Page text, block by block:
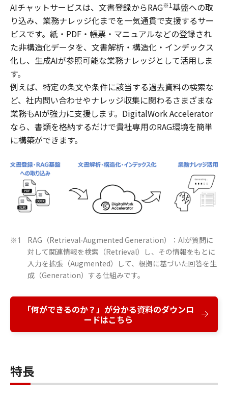
AIチャットサービスは、文書登録からRAG※1基盤への取
り込み、業務ナレッジ化までを一気通貫で支援するサー
ビスです。紙・PDF・帳票・マニュアルなどの登録され
た非構造化データを、文書解析・構造化・インデックス
化し、生成AIが参照可能な業務ナレッジとして活用しま
す。
例えば、特定の条文や条件に該当する過去資料の検索な
ど、社内問い合わせやナレッジ収集に関わるさまざまな
業務もAIが強力に支援します。DigitalWork Accelerator
なら、書類を格納するだけで貴社専用のRAG環境を簡単
に構築ができます。
※1
RAG（Retrieval‑Augmented Generation）：AIが質問に
対して関連情報を検索（Retrieval）し、その情報をもとに
入力を拡張（Augmented）して、根拠に基づいた回答を生
成（Generation）する仕組みです。
「何ができるのか？」が分かる資料のダウンロ
ードはこちら
特長